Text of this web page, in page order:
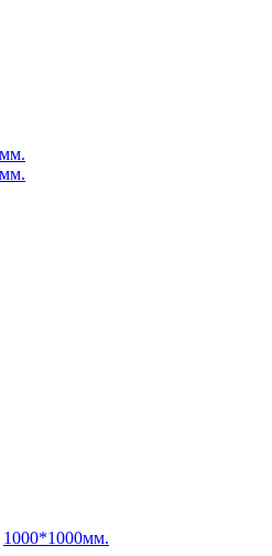
1000*1000мм.